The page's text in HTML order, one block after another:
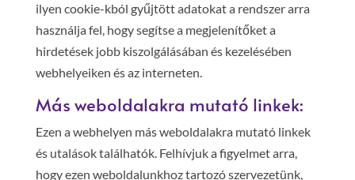
ilyen cookie-kból gyűjtött adatokat a rendszer arra
használja fel, hogy segítse a megjelenítőket a
hirdetések jobb kiszolgálásában és kezelésében
webhelyeiken és az interneten.
Más weboldalakra mutató linkek:
Ezen a webhelyen más weboldalakra mutató linkek
és utalások találhatók. Felhívjuk a figyelmet arra,
hogy ezen weboldalunkhoz tartozó szervezetünk,